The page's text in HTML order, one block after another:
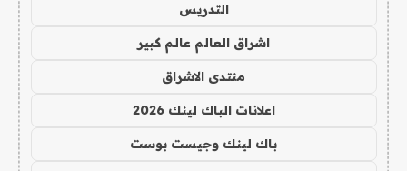
التدريس
اشراق العالم عالم كبير
منتدى الاشراق
اعلانات الباك لينك 2026
باك لينك وجيست بوست